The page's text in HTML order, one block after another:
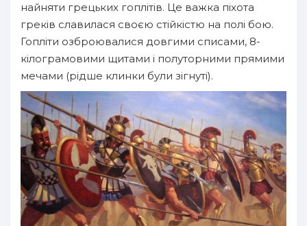
найняти грецьких гоплітів. Це важка піхота
греків славилася своєю стійкістю на полі бою.
Гопліти озброювалися довгими списами, 8-
кілограмовими щитами і полуторними прямими
мечами (рідше клинки були зігнуті).